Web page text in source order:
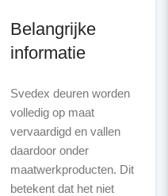
Belangrijke
informatie
Svedex deuren worden
volledig op maat
vervaardigd en vallen
daardoor onder
maatwerkproducten. Dit
betekent dat het niet